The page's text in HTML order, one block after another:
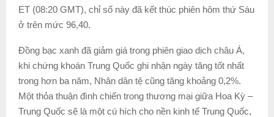
ET (08:20 GMT), chỉ số này đã kết thúc phiên hôm thứ Sáu
ở trên mức 96,40.
Đồng bạc xanh đã giảm giá trong phiên giao dịch châu Á,
khi chứng khoán Trung Quốc ghi nhận ngày tăng tốt nhất
trong hơn ba năm, Nhân dân tệ cũng tăng khoảng 0,2%.
Một thỏa thuận đình chiến trong thương mại giữa Hoa Kỳ –
Trung Quốc sẽ là một cú hích cho nền kinh tế Trung Quốc,